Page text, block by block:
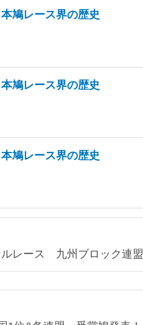
鳩レース界の歴史
鳩レース界の歴史
鳩レース界の歴史
レース 九州ブロック連盟